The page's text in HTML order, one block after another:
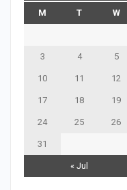
M T W
« Jul
3 4 5
10 11 12
17 18 19
24 25 26
31